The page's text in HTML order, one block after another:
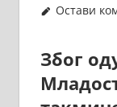
Остави
Због